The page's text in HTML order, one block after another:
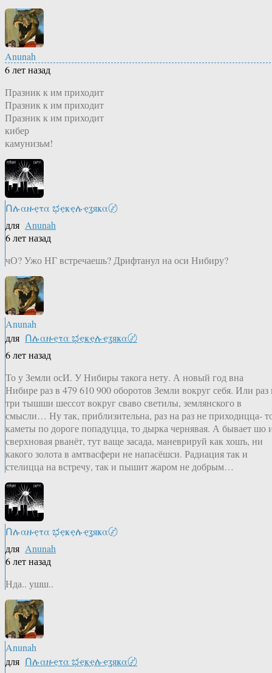
Anunah
6 лет назад
Празник к им приходит
Празник к им приходит
Празник к им приходит
кибер
камунизьм!
Ոሉαዙҿτα ಭҿҝҿሉҿʓяҝα〄
для Anunah
6 лет назад
чО? Ужо НГ встречаешь? Дрифтанул на оси Нибиру?
Anunah
для Ոሉαዙҿτα ಭҿҝҿሉҿʓяҝα〄
6 лет назад
То у Земли осИ. У Нибиры такога нету. А новый год вна
Нибире раз в 479 610 900‬ оборотов Земли вокруг себя. Или раз
три тышши шессот вокруг сваво светилы, землянского в
смысли… Ну так, приблизительна, раз на раз не приходицца-
каметы по дороге попадуцца, то дырка чернявая. А бывает шо
сверхновая рванёт, тут ваще засада, маневрируй как хошъ, ни
какого золота в амтвасфери не напасёшси. Радиация так и
стелицца на встречу, так и пышит жаром не добрым…
Ոሉαዙҿτα ಭҿҝҿሉҿʓяҝα〄
для Anunah
6 лет назад
Нда.. ушш..
Anunah
для Ոሉαዙҿτα ಭҿҝҿሉҿʓяҝα〄